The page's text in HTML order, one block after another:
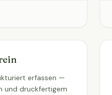
erfassen —
und druckfertigem